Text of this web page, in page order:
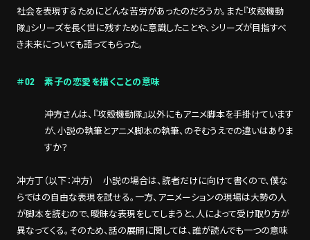
社会を表現するためにどんな苦労があったのだろうか。また『攻殻機動
隊』シリーズを長く世に残すために意識したことや、シリーズが目指すべ
き未来についても語ってもらった。
＃02 素子の恋愛を描くことの意味
――冲方さんは、『攻殻機動隊』以外にもアニメ脚本を手掛けています
が、小説の執筆とアニメ脚本の執筆、のぞむうえでの違いはありま
すか？
冲方丁（以下：冲方） 小説の場合は、読者だけに向けて書くので、僕な
らではの自由な表現を試せる。一方、アニメーションの現場は大勢の人
が脚本を読むので、曖昧な表現をしてしまうと、人によって受け取り方が
異なってくる。そのため、話の展開に関しては、誰が読んでも一つの意味